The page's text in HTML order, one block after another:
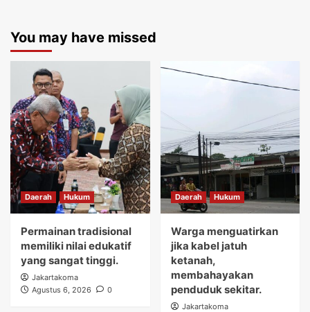
You may have missed
Daerah Hukum
Permainan tradisional
memiliki nilai edukatif
yang sangat tinggi.
Jakartakoma
Agustus 6, 2026
0
Daerah Hukum
Warga menguatirkan
jika kabel jatuh
ketanah,
membahayakan
penduduk sekitar.
Jakartakoma